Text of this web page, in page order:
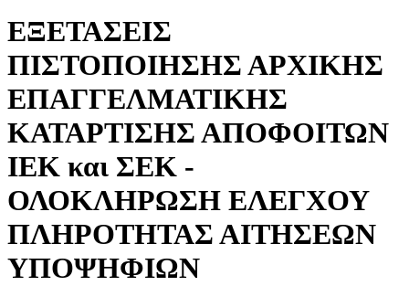
ΕΞΕΤΑΣΕΙΣ
ΠΙΣΤΟΠΟΙΗΣΗΣ ΑΡΧΙΚΗΣ
ΕΠΑΓΓΕΛΜΑΤΙΚΗΣ
ΚΑΤΑΡΤΙΣΗΣ ΑΠΟΦΟΙΤΩΝ
ΙΕΚ και ΣΕΚ -
ΟΛΟΚΛΗΡΩΣΗ ΕΛΕΓΧΟΥ
ΠΛΗΡΟΤΗΤΑΣ ΑΙΤΗΣΕΩΝ
ΥΠΟΨΗΦΙΩΝ